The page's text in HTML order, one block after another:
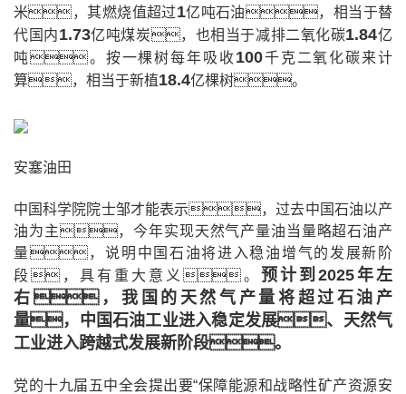
米，其燃烧值超过1亿吨石油，相当于替
代国内1.73亿吨煤炭，也相当于减排二氧化碳1.84亿
吨。按一棵树每年吸收100千克二氧化碳来计
算，相当于新植18.4亿棵树。
安塞油田
中国科学院院士邹才能表示，过去中国石油以产
油为主，今年实现天然气产量油当量略超石油产
量，说明中国石油将进入稳油增气的发展新阶
段，具有重大意义。 预计到2025年左
右，我国的天然气产量将超过石油产
量，中国石油工业进入稳定发展、天然气
工业进入跨越式发展新阶段。
党的十九届五中全会提出要“保障能源和战略性矿产资源安